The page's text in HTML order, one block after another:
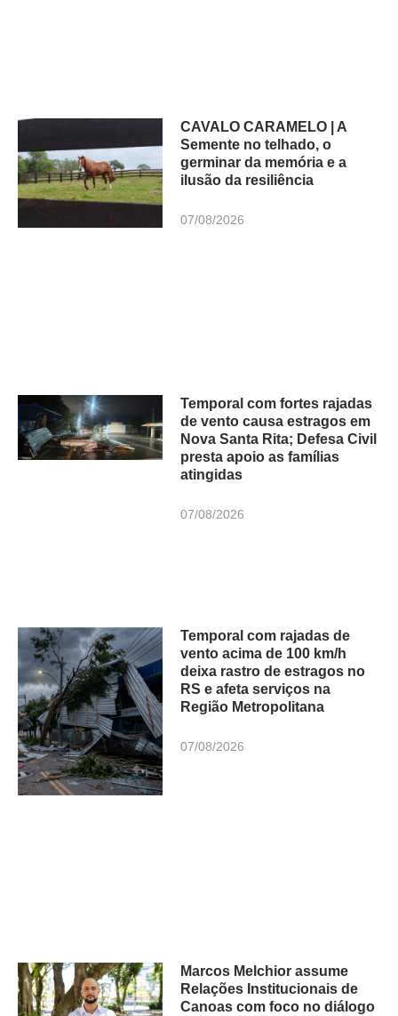
CAVALO CARAMELO | A
Semente no telhado, o
germinar da memória e a
ilusão da resiliência
07/08/2026
Temporal com fortes rajadas
de vento causa estragos em
Nova Santa Rita; Defesa Civil
presta apoio as famílias
atingidas
07/08/2026
Temporal com rajadas de
vento acima de 100 km/h
deixa rastro de estragos no
RS e afeta serviços na
Região Metropolitana
07/08/2026
Marcos Melchior assume
Relações Institucionais de
Canoas com foco no diálogo